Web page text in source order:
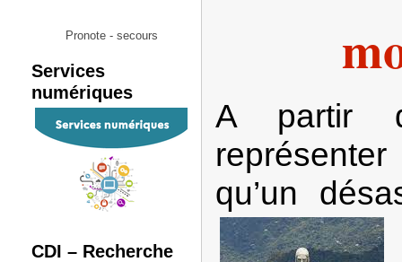
Pronote - secours
Services
numériques
CDI – Recherche
A partir
qu’un